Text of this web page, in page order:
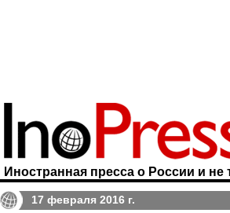
Иностранная пресса о России и не
17 февраля 2016 г.